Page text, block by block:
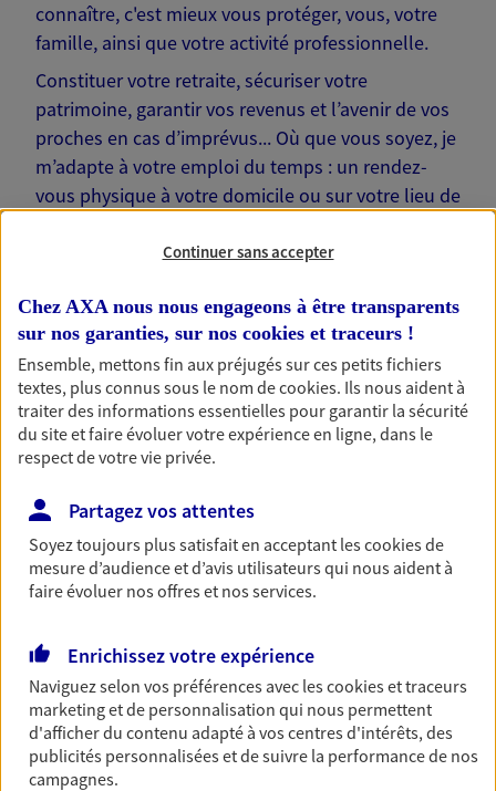
connaître, c'est mieux vous protéger, vous, votre
famille, ainsi que votre activité professionnelle.
Constituer votre retraite, sécuriser votre
patrimoine, garantir vos revenus et l’avenir de vos
proches en cas d’imprévus... Où que vous soyez, je
m’adapte à votre emploi du temps : un rendez-
vous physique à votre domicile ou sur votre lieu de
Nos offres phares
Épargne
Réalisez vos projets grâce à votre épargne : achat
immobilier, études des enfants ou voyage autour
du monde… Épargnez à votre rythme et
simplement, selon votre profil.
Préparez sereinement ce nouveau chapitre de
votre vie avec les conseils d'un expert. Découvrez
notre solution PER (Plan Epargne Retraite)
spécialement conçue pour la retraite.
Continuer sans accepter
Chez AXA nous nous engageons à être transparents
sur nos garanties, sur nos cookies et traceurs !
Ensemble, mettons fin aux préjugés sur ces petits fichiers
textes, plus connus sous le nom decookies. Ils nous aident à
traiter des informations essentielles pour garantir la sécurité
du site et faire évoluer votre expérience en ligne, dans le
respect de votre vie privée.
Partagez vos attentes
Soyez toujours plus satisfait en acceptant lescookiesde
mesure d’audience et d’avis utilisateurs qui nous aident à
faire évoluer nos offres et nos services.
Enrichissez votre expérience
Naviguez selon vos préférences avec lescookies et traceurs
marketing et de personnalisation qui nous permettent
d'afficher du contenu adapté à vos centres d'intérêts, des
publicités personnalisées et de suivre la performance de nos
campagnes.